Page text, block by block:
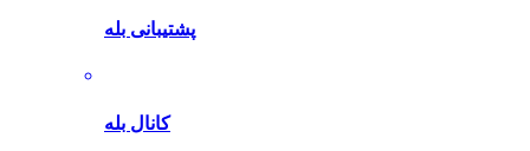
پشتیبانی بله
کانال بله